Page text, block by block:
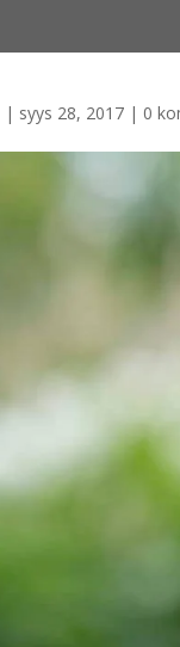
| syys 28, 2017 | 0